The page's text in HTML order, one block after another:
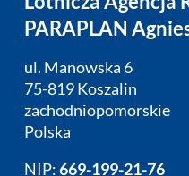
PARAPLAN
ul. Manowska 6
75-819 Koszalin
zachodniopomorskie
Polska
NIP:669-199-21-76